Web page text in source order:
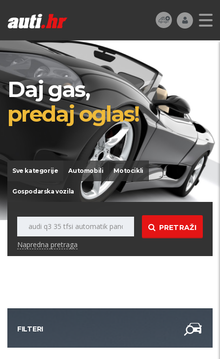
Daj gas,
predaj oglas!
Sve kategorije Automobili Motocikli
Gospodarska vozila
PRETRAŽI
Napredna pretraga
FILTERI